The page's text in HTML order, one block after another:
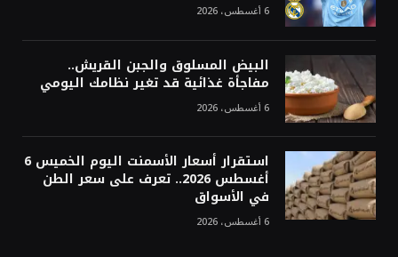
6 أغسطس، 2026
البيض المسلوق والجبن القريش..
مفاجأة غذائية قد تغير نظامك اليومي
6 أغسطس، 2026
استقرار أسعار الأسمنت اليوم الخميس 6
أغسطس 2026.. تعرف على سعر الطن
في الأسواق
6 أغسطس، 2026